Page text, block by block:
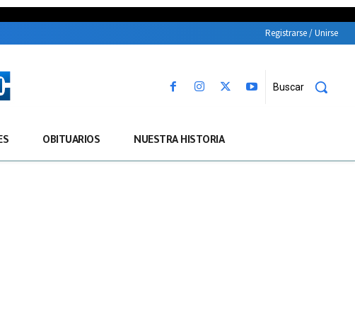
Registrarse / Unirse
Buscar
OBITUARIOS NUESTRA HISTORIA